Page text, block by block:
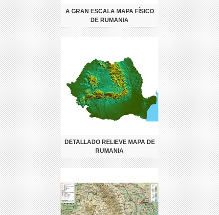
A GRAN ESCALA MAPA FÍSICO
DE RUMANIA
DETALLADO RELIEVE MAPA DE
RUMANIA